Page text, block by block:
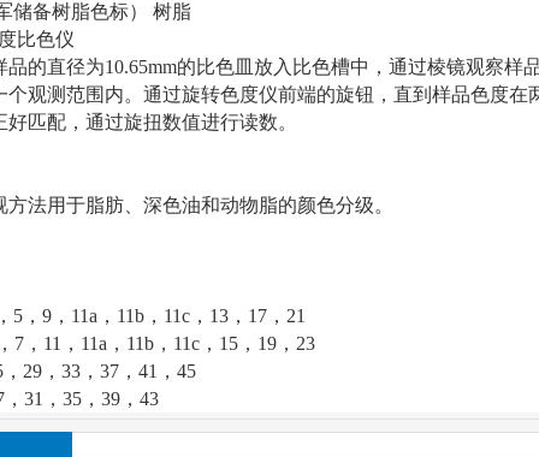
储备树脂色标） 树脂
比色仪
直径为10.65mm的比色皿放入比色槽中，通过棱镜观察样
个观测范围内。通过旋转色度仪前端的旋钮，直到样品色度在
匹配，通过旋扭数值进行读数。
用于脂肪、深色油和动物脂的颜色分级。
9，11a，11b，11c，13，17，21
11，11a，11b，11c，15，19，23
，33，37，41，45
，35，39，43